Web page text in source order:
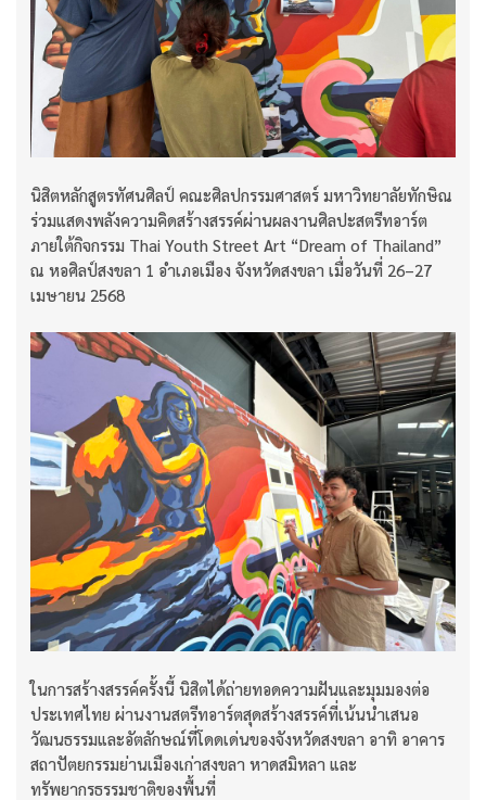
นิสิตหลักสูตรทัศนศิลป์ คณะศิลปกรรมศาสตร์ มหาวิทยาลัยทักษิณ
ร่วมแสดงพลังความคิดสร้างสรรค์ผ่านผลงานศิลปะสตรีทอาร์ต
ภายใต้กิจกรรม Thai Youth Street Art “Dream of Thailand”
ณ หอศิลป์สงขลา 1 อำเภอเมือง จังหวัดสงขลา เมื่อวันที่ 26–27
เมษายน 2568
ในการสร้างสรรค์ครั้งนี้ นิสิตได้ถ่ายทอดความฝันและมุมมองต่อ
ประเทศไทย ผ่านงานสตรีทอาร์ตสุดสร้างสรรค์ที่เน้นนำเสนอ
วัฒนธรรมและอัตลักษณ์ที่โดดเด่นของจังหวัดสงขลา อาทิ อาคาร
สถาปัตยกรรมย่านเมืองเก่าสงขลา หาดสมิหลา และ
ทรัพยากรธรรมชาติของพื้นที่